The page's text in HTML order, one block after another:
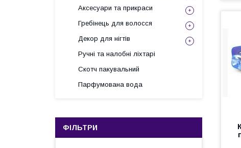
Аксесуари та прикраси
Гребінець для волосся
Декор для нігтів
Ручні та налобні ліхтарі
Скотч пакувальний
Парфумована вода
ФІЛЬТРИ